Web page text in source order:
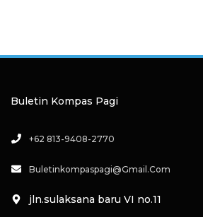
Buletin Kompas Pagi
+62 813-9408-2770
Buletinkompaspagi@gmail.com
jln.sulaksana baru VI no.11